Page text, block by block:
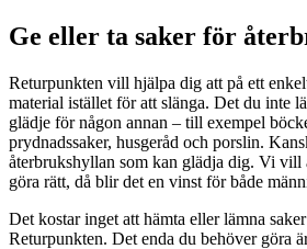
Ge eller ta saker för
Returpunkten vill hjälpa dig att på ett
material istället för att slänga. Det du inte
glädje för någon annan – till exempel
prydnadssaker, husgeråd och porslin.
återbrukshyllan som kan glädja dig. Vi vill
göra rätt, då blir det en vinst för både
Det kostar inget att hämta eller lämna
Returpunkten. Det enda du behöver göra